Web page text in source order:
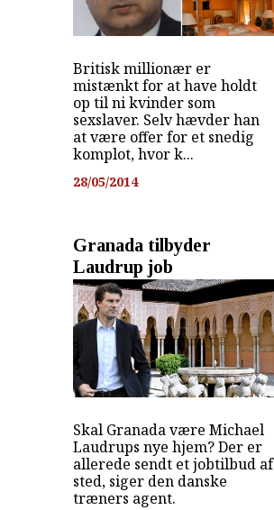
Britisk millionær er
mistænkt for at have holdt
op til ni kvinder som
sexslaver. Selv hævder han
at være offer for et snedig
komplot, hvor k...
28/05/2014
Granada tilbyder
Laudrup job
Skal Granada være Michael
Laudrups nye hjem? Der er
allerede sendt et jobtilbud af
sted, siger den danske
træners agent.